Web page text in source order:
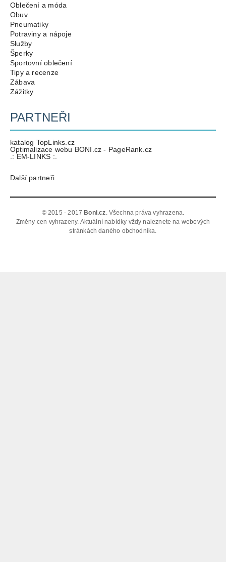
Oblečení a móda
Obuv
Pneumatiky
Potraviny a nápoje
Služby
Šperky
Sportovní oblečení
Tipy a recenze
Zábava
Zážitky
PARTNEŘI
katalog TopLinks.cz
Optimalizace webu BONI.cz - PageRank.cz
.: EM-LINKS :.
Další partneři
© 2015 - 2017Boni.cz . Všechna práva vyhrazena.
Změny cen vyhrazeny. Aktuální nabídky vždy naleznete na webových
stránkách daného obchodníka.